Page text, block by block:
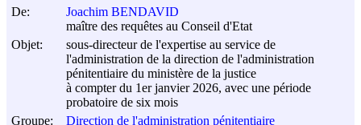
De:
Joachim BENDAVID
maître des requêtes au Conseil d'Etat
Objet:
sous-directeur de l'expertise au service de
l'administration de la direction de l'administration
pénitentiaire du ministère de la justice
à compter du 1er janvier 2026, avec une période
probatoire de six mois
Groupe:
Direction de l'administration pénitentiaire